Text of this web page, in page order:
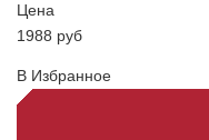
Цена
1988 руб
В Избранное